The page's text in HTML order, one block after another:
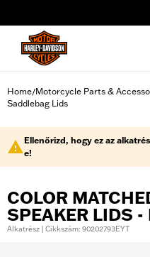
Home/Motorcycle Parts &
Saddlebag Lids
Ellenőrizd, hogy ez az
e!
COLOR
SPEAKER LIDS -
Alkatrész | Cikkszám: 90202793EYT